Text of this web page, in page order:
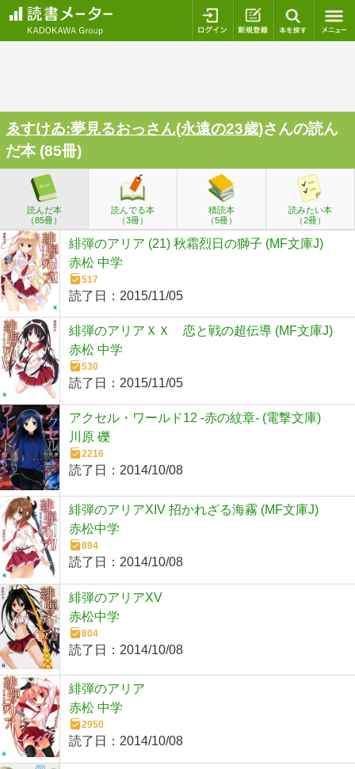
ログイン 新規登録
ゑすけゐ:夢見るおっさん(永遠の23歳)さんの読ん
だ本 (85冊)
読んだ本
（85冊）
読んでる本
（3冊）
積読本
（5冊）
読みたい本
（2冊）
緋弾のアリア (21) 秋霜烈日の獅子 (MF文庫J)
赤松 中学
517
読了日： 2015/11/05
緋弾のアリアＸＸ 恋と戦の超伝導 (MF文庫J)
赤松 中学
530
読了日： 2015/11/05
アクセル・ワールド12 ‐赤の紋章‐ (電撃文庫)
川原 礫
2216
読了日： 2014/10/08
緋弾のアリアXIV 招かれざる海霧 (MF文庫J)
赤松中学
894
読了日： 2014/10/08
緋弾のアリアXV
赤松中学
804
読了日： 2014/10/08
緋弾のアリア
赤松 中学
2950
読了日： 2014/10/08